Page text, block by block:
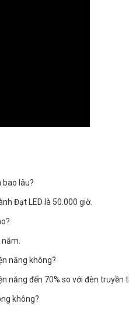
bao lâu?
Đạt LED là 50.000 giờ.
năng không?
năng đến 70% so với đèn truyền
không?